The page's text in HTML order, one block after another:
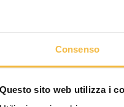
Consenso
Questo sito web utilizza i
e satellitare: con i nuovi
ottimizzare il consumo di
vigne 210 a Cremona il